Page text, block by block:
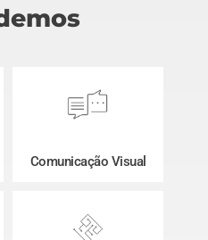
Comunicação Visual